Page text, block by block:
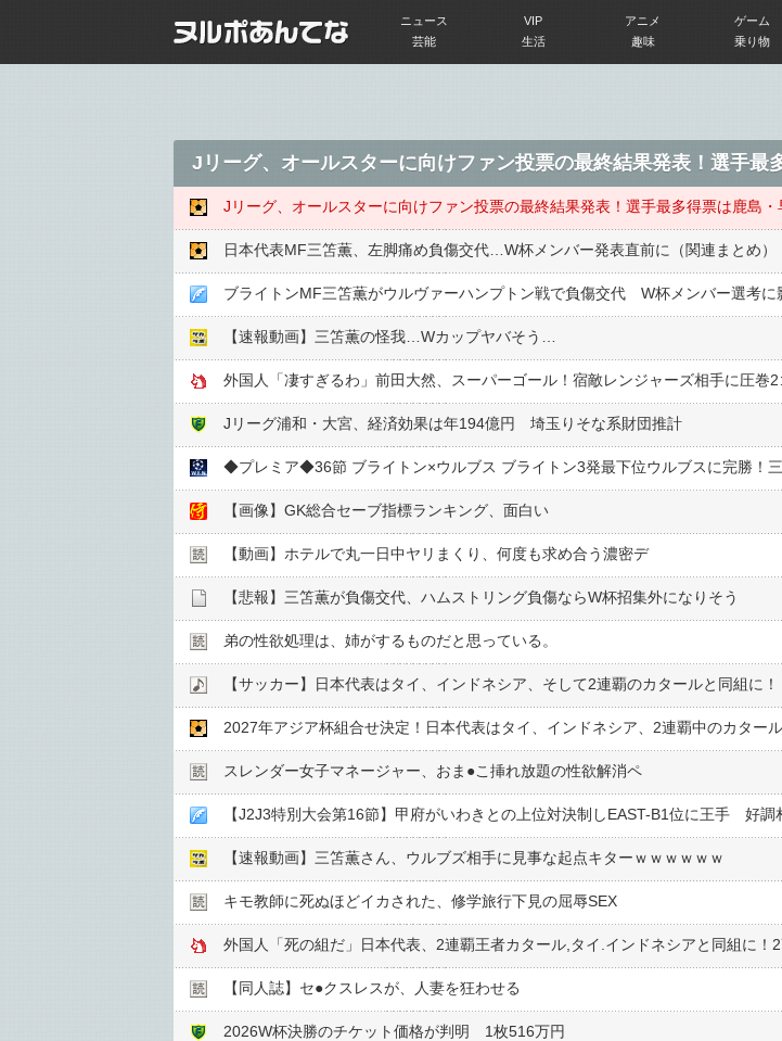
ニュース VIP アニメ ゲーム
芸能
生活 趣味 乗り物
Jリーグ、オールスターに向けファン投票の最終結果発表！選手最
Jリーグ、オールスターに向けファン投票の最終結果発表！選手最多得票は鹿島
日本代表MF三笘薫、左脚痛め負傷交代…W杯メンバー発表直前に（関連まとめ）
ブライトンMF三笘薫がウルヴァーハンプトン戦で負傷交代 W杯メンバー選考に
【速報動画】三笘薫の怪我…Wカップヤバそう…
Jリーグ浦和・大宮、経済効果は年194億円 埼玉りそな系財団推計
【画像】GK総合セーブ指標ランキング、面白い
【動画】ホテルで丸一日中ヤリまくり、何度も求め合う濃密デ
【悲報】三笘薫が負傷交代、ハムストリング負傷ならW杯招集外になりそう
弟の性欲処理は、姉がするものだと思っている。
2027年アジア杯組合せ決定！日本代表はタイ、インドネシア、2連覇中のカター
スレンダー女子マネージャー、おま●︎こ挿れ放題の性欲解消ペ
【速報動画】三笘薫さん、ウルブズ相手に見事な起点キターｗｗｗｗｗｗ
キモ教師に死ぬほどイカされた、修学旅行下見の屈辱SEX
【同人誌】セ●︎クスレスが、人妻を狂わせる
2026W杯決勝のチケット価格が判明 1枚516万円